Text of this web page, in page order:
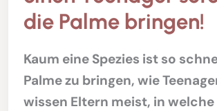
die Palme bringen!
Kaum eine Spezies ist so
Palme zu bringen, wie
wissen Eltern meist, in welche